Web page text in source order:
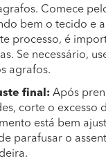
Comece
bem o tecido e
processo, é
Se necessário,
agrafos.
final: Após
corte o excesso
está bem
parafusar o